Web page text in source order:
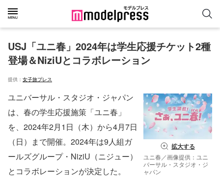
USJ「ユニ春」2024年は学生応援チケット2種
登場＆NiziUとコラボレーション
提供： 女子旅プレス
拡大する
ユニ春／画像提供：ユニ
バーサル・スタジオ・ジ
ャパン
ユニバーサル・スタジオ・ジャパン
は、春の学生応援施策「ユニ春」
を、2024年2月1日（木）から4月7日
（日）まで開催。2024年は9人組ガ
ールズグループ・NiziU（ニジュー）
とコラボレーションが決定した。